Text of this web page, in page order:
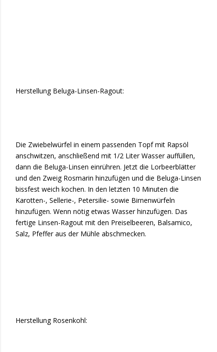
Herstellung Beluga-Linsen-Ragout:
Die Zwiebelwürfel in einem passenden Topf mit Rapsöl
anschwitzen, anschließend mit 1/2 Liter Wasser auffüllen,
dann die Beluga-Linsen einrühren. Jetzt die Lorbeerblätter
und den Zweig Rosmarin hinzufügen und die Beluga-Linsen
bissfest weich kochen. In den letzten 10 Minuten die
Karotten-, Sellerie-, Petersilie- sowie Birnenwürfeln
hinzufügen. Wenn nötig etwas Wasser hinzufügen. Das
fertige Linsen-Ragout mit den Preiselbeeren, Balsamico,
Salz, Pfeffer aus der Mühle abschmecken.
Herstellung Rosenkohl: